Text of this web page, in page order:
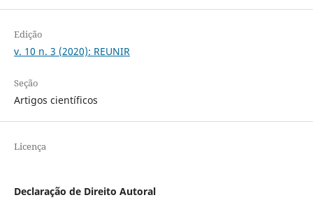
Edição
v. 10 n. 3 (2020): REUNIR
Seção
Artigos científicos
Licença
Declaração de Direito Autoral